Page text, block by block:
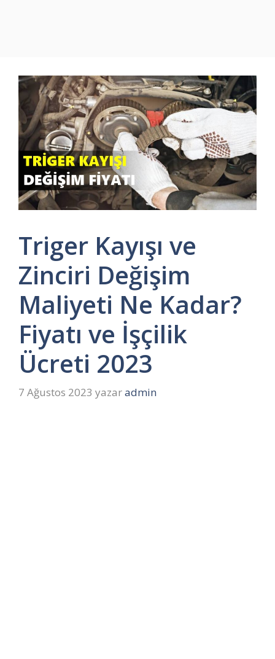
Triger Kayışı ve
Zinciri Değişim
Maliyeti Ne Kadar?
Fiyatı ve İşçilik
Ücreti 2023
7 Ağustos 2023 yazaradmin